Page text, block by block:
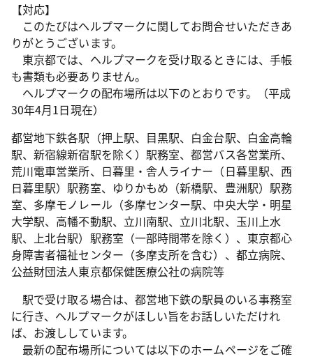
【対応】
このたびはヘルプマークに関してお問合せいただきあ
りがとうございます。
東京都では、ヘルプマークを受け取るときには、手帳
も書類も必要ありません。
ヘルプマークの配布場所は以下のとおりです。（平成
30年4月1日現在）
都営地下鉄各駅（押上駅、目黒駅、白金台駅、白金高輪
駅、新宿線新宿駅を除く）駅務室、都営バス各営業所、
荒川電車営業所、日暮里・舎人ライナー（日暮里駅、西
日暮里駅）駅務室、ゆりかもめ（新橋駅、豊洲駅）駅務
室、多摩モノレール（多摩センター駅、中央大学・明星
大学駅、高幡不動駅、立川南駅、立川北駅、玉川上水
駅、上北台駅）駅務室（一部時間帯を除く）、東京都心
身障害者福祉センター（多摩支所を含む）、都立病院、
公益財団法人東京都保健医療公社の病院等
駅で受け取る場合は、都営地下鉄の駅員のいる事務室
に行き、ヘルプマークがほしい旨をお話しいただけれ
ば、お渡ししています。
最新の配布場所については以下のホームページをご確